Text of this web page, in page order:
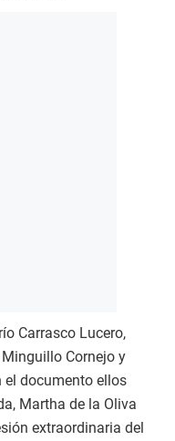
Carrasco Lucero,
Cornejo y
el documento ellos
Martha de la Oliva
extraordinaria del